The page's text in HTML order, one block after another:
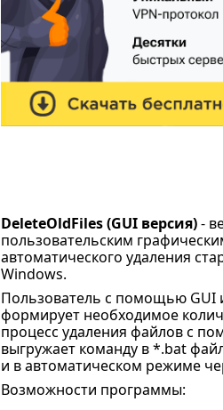
DeleteOldFiles (GUI версия)-
пользовательским
автоматического удаления
Windows.
Пользователь с помощью GUI
формирует необходимое
процесс удаления файлов с
выгружает команду в *.bat
и в автоматическом режиме
Возможности программы: